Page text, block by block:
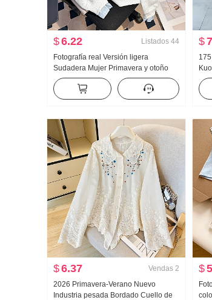
$6.22 Listados 44
Fotografía real Versión ligera
Sudadera Mujer Primavera y otoño
Nuevo Han Serie Dos piezas falsas
Holgado Espina Bordado Rayas
Cuello polo Top
$
$6.37 Vendas 2
2026 Primavera-Verano Nuevo
Industria pesada Bordado Cuello de
$